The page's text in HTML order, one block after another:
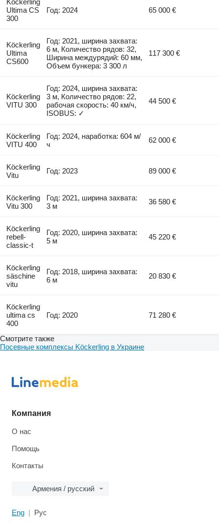
Köckerling
Ultima CS
300
Год: 2024 65 000 €
Köckerling
Ultima
CS600
Год: 2021, ширина захвата:
6 м, Количество рядов: 32,
Ширина междурядий: 60 мм,
Объем бункера: 3 300 л
117 300 €
Köckerling
VITU 300
Год: 2024, ширина захвата:
3 м, Количество рядов: 22,
рабочая скорость: 40 км/ч,
ISOBUS: ✓
44 500 €
Köckerling
VITU 400
Год: 2024, наработка: 604 м/
ч
62 000 €
Köckerling
Vitu
Год: 2023 89 000 €
Köckerling
Vitu 300
Год: 2021, ширина захвата:
3 м
36 580 €
Köckerling
rebell-
classic-t
Год: 2020, ширина захвата:
5 м
45 220 €
Köckerling
säschine
vitu
Год: 2018, ширина захвата:
6 м
20 830 €
Köckerling
ultima cs
400
Год: 2020 71 280 €
Смотрите также
Посевные комплексы Köckerling в Украине
Компания
О нас
Помощь
Контакты
Армения / русский
Eng Рус